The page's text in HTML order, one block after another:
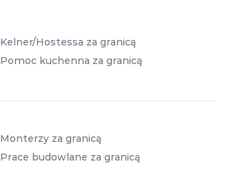
Kelner/Hostessa za granicą
Pomoc kuchenna za granicą
Monterzy za granicą
Prace budowlane za granicą